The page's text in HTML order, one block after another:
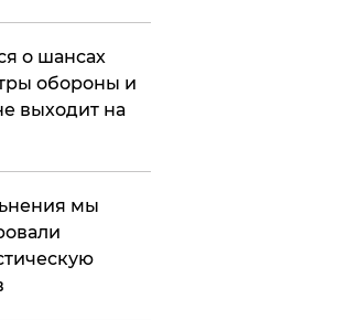
о шансах
обороны и
выходит на
мы